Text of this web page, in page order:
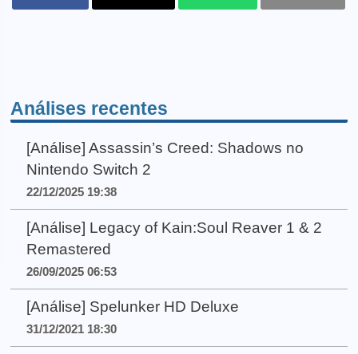
Análises recentes
[Análise] Assassin’s Creed: Shadows no
Nintendo Switch 2
22/12/2025 19:38
[Análise] Legacy of Kain:Soul Reaver 1 & 2
Remastered
26/09/2025 06:53
[Análise] Spelunker HD Deluxe
31/12/2021 18:30